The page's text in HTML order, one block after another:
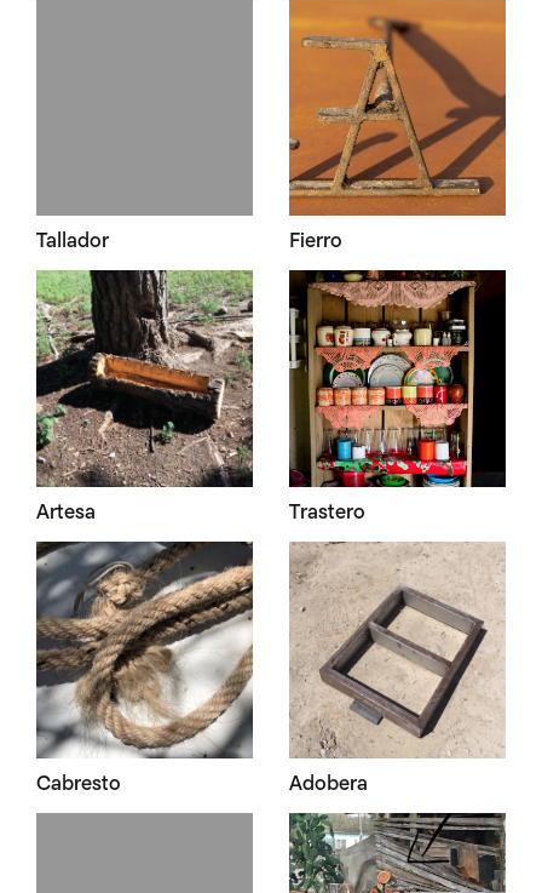
Tallador Fierro
Artesa Trastero
Cabresto Adobera